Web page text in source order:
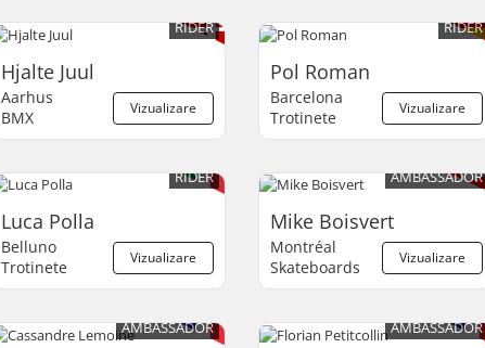
RIDER
Hjalte Juul
Vizualizare
Aarhus
BMX
RIDER
Pol Roman
Vizualizare
Barcelona
Trotinete
RIDER
Luca Polla
Vizualizare
Belluno
Trotinete
AMBASSADOR
Mike Boisvert
Vizualizare
Montréal
Skateboards
AMBASSADOR AMBASSADOR